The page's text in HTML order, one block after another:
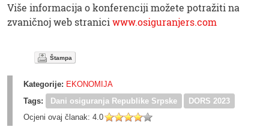
Više informacija o konferenciji možete potražiti na
zvaničnoj web stranici www.osiguranjers.com
Štampa
Kategorije: EKONOMIJA
Tags:
Dani osiguranja Republike Srpske
DORS 2023
Ocjeni ovaj članak: 4.0